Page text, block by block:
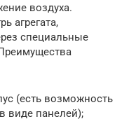
воздуха.
агрегата,
специальные
(есть возможность
виде панелей);